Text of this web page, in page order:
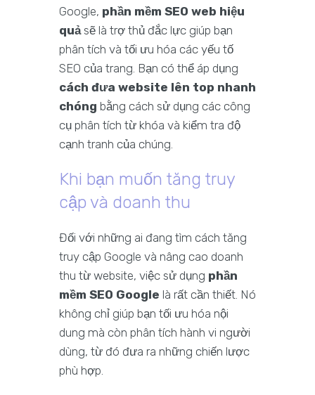
Google, phần mềm SEO web hiệu
quảsẽ là trợ thủ đắc lực giúp bạn
phân tích và tối ưu hóa các yếu tố
SEO của trang. Bạn có thể áp dụng
cách đưa website lên top nhanh
chóng bằng cách sử dụng các công
cụ phân tích từ khóa và kiểm tra độ
cạnh tranh của chúng.
Khi bạn muốn tăng truy
cập và doanh thu
Đối với những ai đang tìm cách tăng
truy cập Google và nâng cao doanh
thu từ website, việc sử dụng phần
mềm SEO Google là rất cần thiết. Nó
không chỉ giúp bạn tối ưu hóa nội
dung mà còn phân tích hành vi người
dùng, từ đó đưa ra những chiến lược
phù hợp.